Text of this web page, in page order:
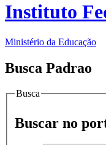
Instituto
Ministério da Educação
Busca Padrao
Busca
Buscar no